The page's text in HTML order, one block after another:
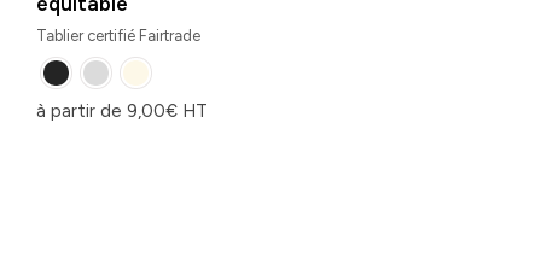
Tablier certifié Fairtrade
à partir de 9,00€ HT